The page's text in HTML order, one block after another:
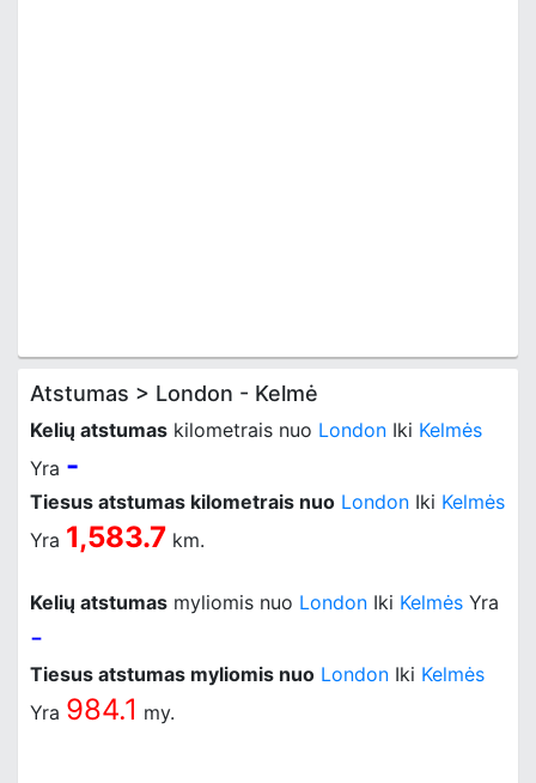
Atstumas > London - Kelmė
Kelių atstumas kilometrais nuo London Iki Kelmės
Yra -
Tiesus atstumas kilometrais nuo London Iki Kelmės
Yra 1,583.7 km.
Kelių atstumas myliomis nuo London Iki Kelmės Yra
-
Tiesus atstumas myliomis nuo London Iki Kelmės
Yra 984.1 my.